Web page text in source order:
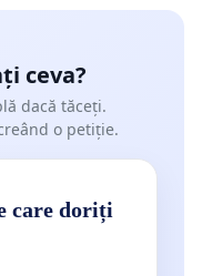
ceva?
dacă tăceți.
o petiție.
care doriți